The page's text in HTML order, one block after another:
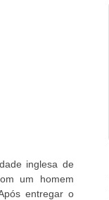
inglesa de
um homem
entregar o